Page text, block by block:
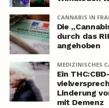
CANNABIS IN
Die
durch das
angehoben
MEDIZINISCHES
Ein
Linderung
mit Demenz